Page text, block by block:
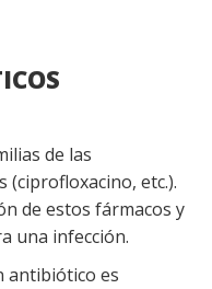
de las
etc.).
de estos fármacos y
una infección.
antibiótico es